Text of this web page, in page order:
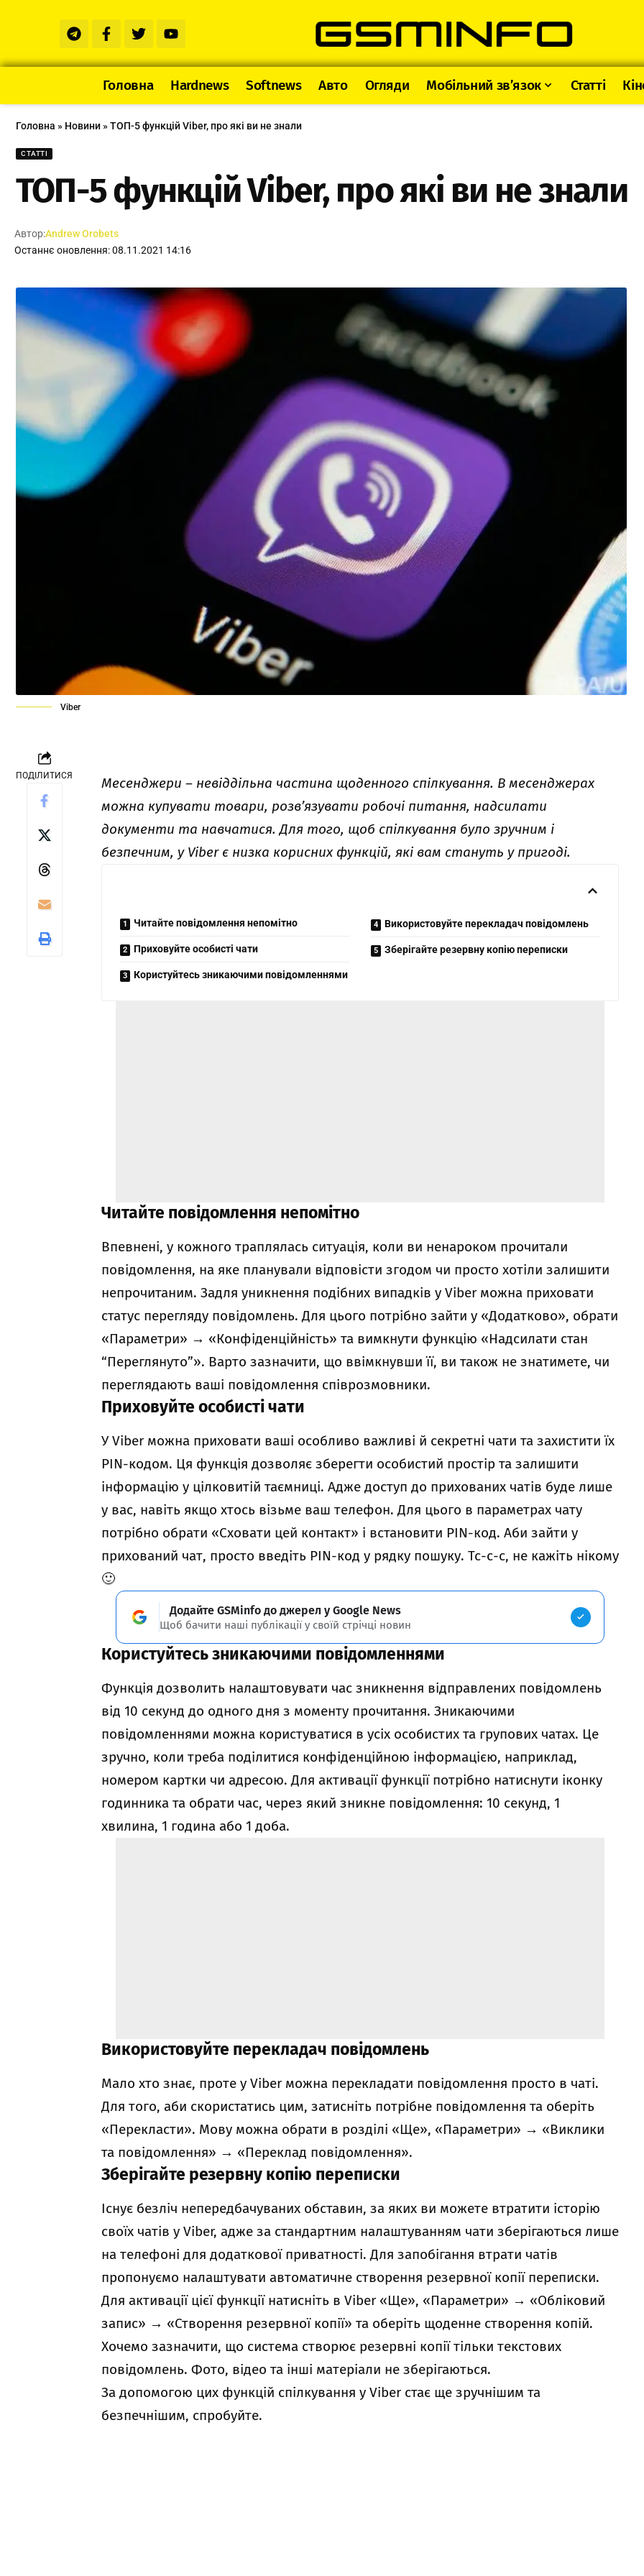
Головна Hardnews Softnews Авто Огляди Мобільний зв’язок Статті
Головна » Новини»ТОП-5 функцій Viber, про які ви не знали
СТАТТІ
ТОП-5 функцій Viber, про які ви не знали
Останнє оновлення: 08.11.2021 14:16
Автор:Andrew Orobets
Viber
ПОДІЛИТИСЯ
Месенджери – невіддільна частина щоденного спілкування. В месенджерах
можна купувати товари, розв’язувати робочі питання, надсилати
документи та навчатися. Для того, щоб спілкування було зручним і
безпечним, у Viber є низка корисних функцій, які вам стануть у пригоді.
Читайте повідомлення непомітно
Приховуйте особисті чати
Користуйтесь зникаючими повідомленнями
Використовуйте перекладач повідомлень
Зберігайте резервну копію переписки
Читайте повідомлення непомітно
Впевнені, у кожного траплялась ситуація, коли ви ненароком прочитали
повідомлення, на яке планували відповісти згодом чи просто хотіли залишити
непрочитаним. Задля уникнення подібних випадків у Viber можна приховати
статус перегляду повідомлень. Для цього потрібно зайти у «Додатково», обрати
«Параметри» → «Конфіденційність» та вимкнути функцію «Надсилати стан
“Переглянуто”». Варто зазначити, що ввімкнувши її, ви також не знатимете, чи
переглядають ваші повідомлення співрозмовники.
Приховуйте особисті чати
У Viber можна приховати ваші особливо важливі й секретні чати та захистити їх
PIN-кодом. Ця функція дозволяє зберегти особистий простір та залишити
інформацію у цілковитій таємниці. Адже доступ до прихованих чатів буде лише
у вас, навіть якщо хтось візьме ваш телефон. Для цього в параметрах чату
потрібно обрати «Сховати цей контакт» і встановити PIN-код. Аби зайти у
прихований чат, просто введіть PIN-код у рядку пошуку. Тс-с-с, не кажіть нікому
🙂
Додайте GSMinfo до джерел у Google News
Щоб бачити наші публікації у своїй стрічці новин
Користуйтесь зникаючими повідомленнями
Функція дозволить налаштовувати час зникнення відправлених повідомлень
від 10 секунд до одного дня з моменту прочитання. Зникаючими
повідомленнями можна користуватися в усіх особистих та групових чатах. Це
зручно, коли треба поділитися конфіденційною інформацією, наприклад,
номером картки чи адресою. Для активації функції потрібно натиснути іконку
годинника та обрати час, через який зникне повідомлення: 10 секунд, 1
хвилина, 1 година або 1 доба.
Використовуйте перекладач повідомлень
Мало хто знає, проте у Viber можна перекладати повідомлення просто в чаті.
Для того, аби скористатись цим, затисніть потрібне повідомлення та оберіть
«Перекласти». Мову можна обрати в розділі «Ще», «Параметри» → «Виклики
та повідомлення» → «Переклад повідомлення».
Зберігайте резервну копію переписки
Існує безліч непередбачуваних обставин, за яких ви можете втратити історію
своїх чатів у Viber, адже за стандартним налаштуванням чати зберігаються лише
на телефоні для додаткової приватності. Для запобігання втрати чатів
пропонуємо налаштувати автоматичне створення резервної копії переписки.
Для активації цієї функції натисніть в Viber «Ще», «Параметри» → «Обліковий
запис» → «Створення резервної копії» та оберіть щоденне створення копій.
Хочемо зазначити, що система створює резервні копії тільки текстових
повідомлень. Фото, відео та інші матеріали не зберігаються.
За допомогою цих функцій спілкування у Viber стає ще зручнішим та
безпечнішим, спробуйте.